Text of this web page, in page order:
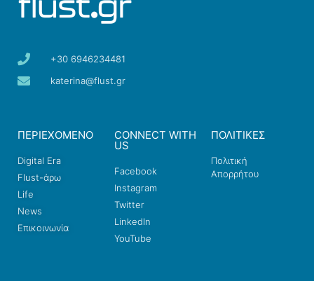
+30 6946234481
katerina@flust.gr
ΠΕΡΙΕΧΟΜΕΝΟ
Digital Era
Flust-άρω
Life
News
Επικοινωνία
CONNECT WITH
US
Facebook
Instagram
Twitter
LinkedIn
YouTube
ΠΟΛΙΤΙΚΕΣ
Πολιτική
Απορρήτου